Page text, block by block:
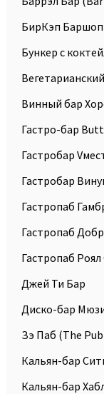
БирКэп Баршоп
Бункер с
Винный бар
Гастро-бар
Гастробар
Гастробар
Гастропаб
Гастропаб
Гастропаб
Джей Ти Бар
Диско-бар
Зэ Паб (The
Кальян-бар
Кальян-бар